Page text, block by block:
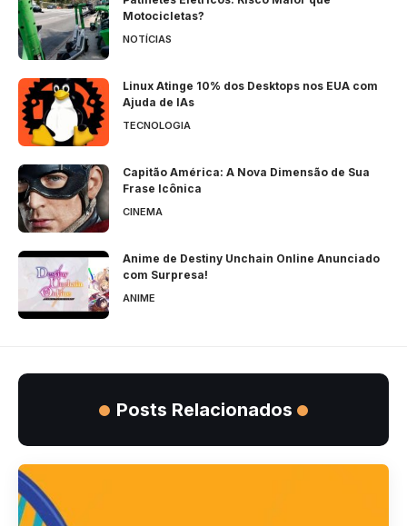
Motocicletas?
NOTÍCIAS
Linux Atinge 10% dos Desktops nos EUA com
Ajuda de IAs
TECNOLOGIA
Capitão América: A Nova Dimensão de Sua
Frase Icônica
CINEMA
Anime de Destiny Unchain Online Anunciado
com Surpresa!
ANIME
Posts Relacionados